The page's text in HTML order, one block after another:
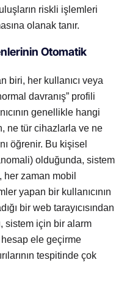
riskli işlemleri
olanak tanır.
Otomatik
biri, her kullanıcı veya
davranış” profili
genellikle hangi
ne tür cihazlarla ve ne
öğrenir. Bu kişisel
olduğunda, sistem
her zaman mobil
yapan bir kullanıcının
bir web tarayıcısından
sistem için bir alarm
ele geçirme
tespitinde çok